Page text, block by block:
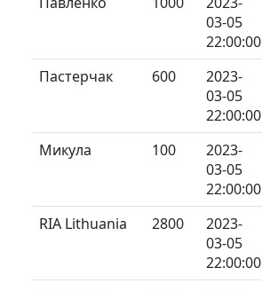
03-05
22:00:00
Пастерчак
600
2023-
03-05
22:00:00
Микула
100
2023-
03-05
22:00:00
RIA Lithuania
2800
2023-
03-05
22:00:00